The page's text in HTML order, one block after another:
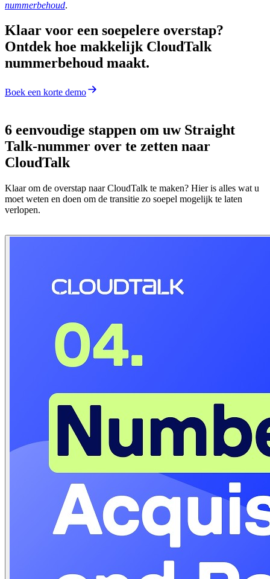
nummerbehoud.
Klaar voor een soepelere overstap?
Ontdek hoe makkelijk CloudTalk
nummerbehoud maakt.
Boek een korte demo
6 eenvoudige stappen om uw Straight
Talk-nummer over te zetten naar
CloudTalk
Klaar om de overstap naar CloudTalk te maken? Hier is alles wat u
moet weten en doen om de transitie zo soepel mogelijk te laten
verlopen.